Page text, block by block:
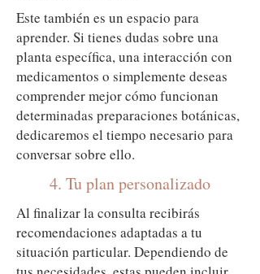
Este también es un espacio para
aprender. Si tienes dudas sobre una
planta específica, una interacción con
medicamentos o simplemente deseas
comprender mejor cómo funcionan
determinadas preparaciones botánicas,
dedicaremos el tiempo necesario para
conversar sobre ello.
4. Tu plan personalizado
Al finalizar la consulta recibirás
recomendaciones adaptadas a tu
situación particular. Dependiendo de